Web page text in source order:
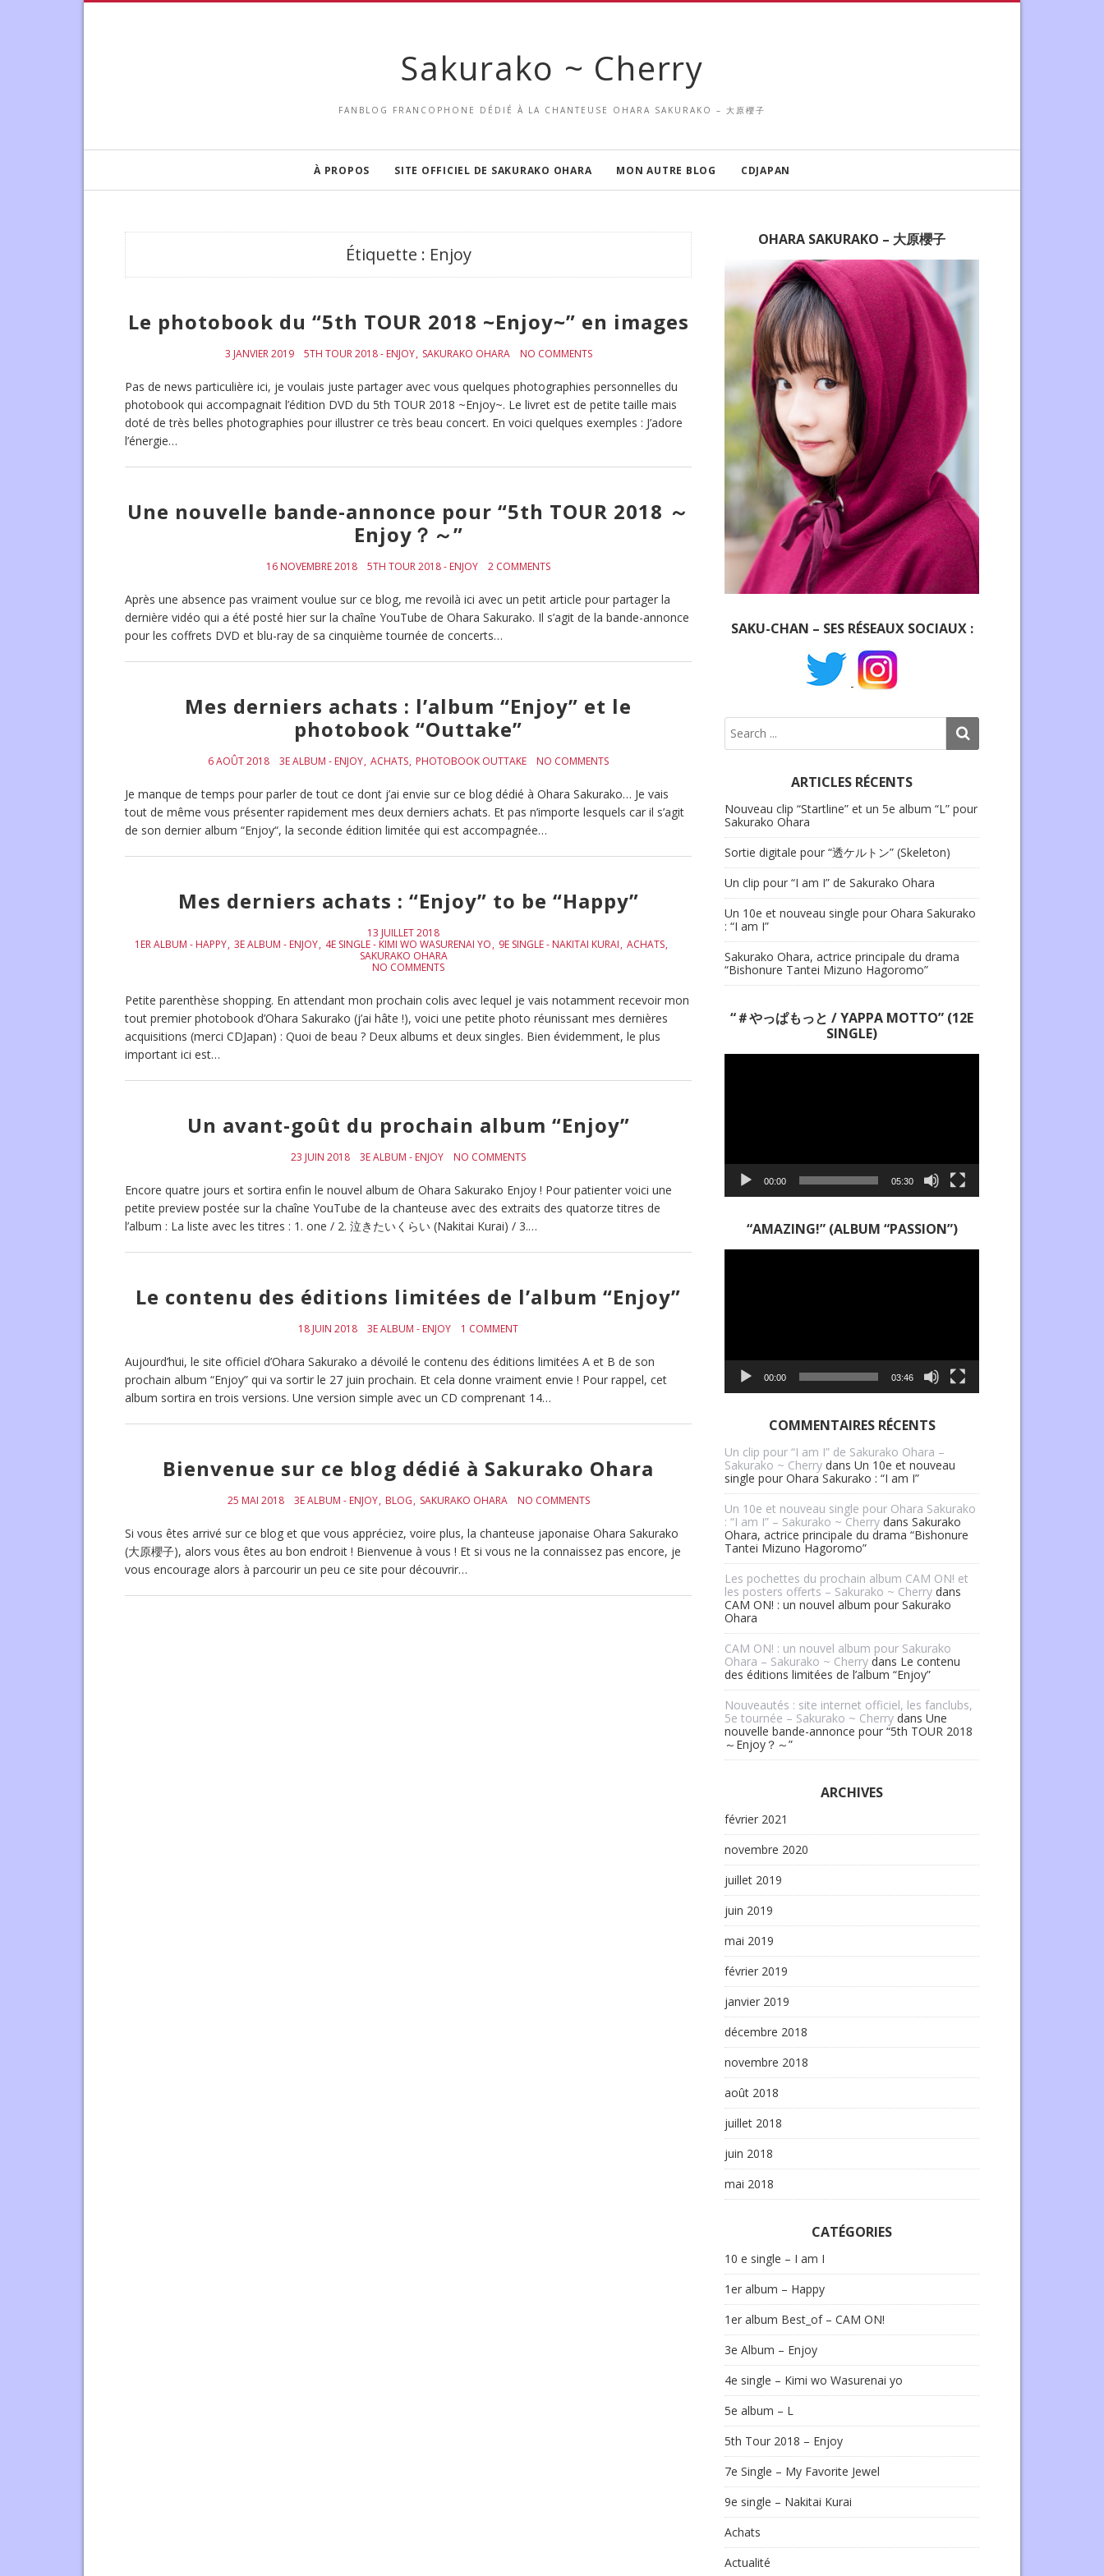
Sakurako ~ Cherry
FANBLOG FRANCOPHONE DÉDIÉ À LA CHANTEUSE OHARA SAKURAKO – 大原櫻子
À PROPOS SITE OFFICIEL DE SAKURAKO OHARA MON AUTRE BLOG CDJAPAN
Étiquette : Enjoy
Le photobook du “5th TOUR 2018 ~Enjoy~” en images
3 JANVIER 2019 5TH TOUR 2018 - ENJOY SAKURAKO OHARA NO COMMENTS
Pas de news particulière ici, je voulais juste partager avec vous quelques photographies personnelles du
photobook qui accompagnait l’édition DVD du 5th TOUR 2018 ~Enjoy~. Le livret est de petite taille mais
doté de très belles photographies pour illustrer ce très beau concert. En voici quelques exemples : J’adore
l’énergie…
Une nouvelle bande-annonce pour “5th TOUR 2018 ～
Enjoy？～”
16 NOVEMBRE 2018 5TH TOUR 2018 - ENJOY 2 COMMENTS
Après une absence pas vraiment voulue sur ce blog, me revoilà ici avec un petit article pour partager la
dernière vidéo qui a été posté hier sur la chaîne YouTube de Ohara Sakurako. Il s’agit de la bande-annonce
pour les coffrets DVD et blu-ray de sa cinquième tournée de concerts…
Mes derniers achats : l’album “Enjoy” et le
photobook “Outtake”
6 AOÛT 2018 3E ALBUM - ENJOY ACHATS PHOTOBOOK OUTTAKE NO COMMENTS
Je manque de temps pour parler de tout ce dont j’ai envie sur ce blog dédié à Ohara Sakurako… Je vais
tout de même vous présenter rapidement mes deux derniers achats. Et pas n’importe lesquels car il s’agit
de son dernier album “Enjoy“, la seconde édition limitée qui est accompagnée…
Mes derniers achats : “Enjoy” to be “Happy”
13 JUILLET 2018
1ER ALBUM - HAPPY 3E ALBUM - ENJOY 4E SINGLE - KIMI WO WASURENAI YO 9E SINGLE - NAKITAI KURAI ACHATS
SAKURAKO OHARA
NO COMMENTS
Petite parenthèse shopping. En attendant mon prochain colis avec lequel je vais notamment recevoir mon
tout premier photobook d’Ohara Sakurako (j’ai hâte !), voici une petite photo réunissant mes dernières
acquisitions (merci CDJapan) : Quoi de beau ? Deux albums et deux singles. Bien évidemment, le plus
important ici est…
Un avant-goût du prochain album “Enjoy”
23 JUIN 2018 3E ALBUM - ENJOY NO COMMENTS
Encore quatre jours et sortira enfin le nouvel album de Ohara Sakurako Enjoy ! Pour patienter voici une
petite preview postée sur la chaîne YouTube de la chanteuse avec des extraits des quatorze titres de
l’album : La liste avec les titres : 1. one / 2. 泣きたいくらい (Nakitai Kurai) / 3.…
Le contenu des éditions limitées de l’album “Enjoy”
18 JUIN 2018 3E ALBUM - ENJOY 1 COMMENT
Aujourd’hui, le site officiel d’Ohara Sakurako a dévoilé le contenu des éditions limitées A et B de son
prochain album “Enjoy” qui va sortir le 27 juin prochain. Et cela donne vraiment envie ! Pour rappel, cet
album sortira en trois versions. Une version simple avec un CD comprenant 14…
Bienvenue sur ce blog dédié à Sakurako Ohara
25 MAI 2018 3E ALBUM - ENJOY BLOG SAKURAKO OHARA NO COMMENTS
Si vous êtes arrivé sur ce blog et que vous appréciez, voire plus, la chanteuse japonaise Ohara Sakurako
(大原櫻子), alors vous êtes au bon endroit ! Bienvenue à vous ! Et si vous ne la connaissez pas encore, je
vous encourage alors à parcourir un peu ce site pour découvrir…
OHARA SAKURAKO – 大原櫻子
SAKU-CHAN – SES RÉSEAUX SOCIAUX :
-
ARTICLES RÉCENTS
Nouveau clip “Startline” et un 5e album “L” pour
Sakurako Ohara
Sortie digitale pour “透ケルトン” (Skeleton)
Un clip pour “I am I” de Sakurako Ohara
Un 10e et nouveau single pour Ohara Sakurako
: “I am I”
Sakurako Ohara, actrice principale du drama
“Bishonure Tantei Mizuno Hagoromo”
“＃やっぱもっと / YAPPA MOTTO” (12E
SINGLE)
Lecteur
00:00 05:30
“AMAZING!” (ALBUM “PASSION”)
00:00 03:46
COMMENTAIRES RÉCENTS
Un clip pour “I am I” de Sakurako Ohara –
Sakurako ~ Cherry dans Un 10e et nouveau
single pour Ohara Sakurako : “I am I”
Un 10e et nouveau single pour Ohara Sakurako
: “I am I” – Sakurako ~ Cherry dans Sakurako
Ohara, actrice principale du drama “Bishonure
Tantei Mizuno Hagoromo”
Les pochettes du prochain album CAM ON! et
les posters offerts – Sakurako ~ Cherry dans
CAM ON! : un nouvel album pour Sakurako
Ohara
CAM ON! : un nouvel album pour Sakurako
Ohara – Sakurako ~ Cherry dans Le contenu
des éditions limitées de l’album “Enjoy”
Nouveautés : site internet officiel, les fanclubs,
5e tournée – Sakurako ~ Cherry dans Une
nouvelle bande-annonce pour “5th TOUR 2018
～Enjoy？～”
ARCHIVES
février 2021
novembre 2020
juillet 2019
juin 2019
mai 2019
février 2019
janvier 2019
décembre 2018
novembre 2018
août 2018
juillet 2018
juin 2018
mai 2018
CATÉGORIES
10 e single – I am I
1er album – Happy
1er album Best_of – CAM ON!
3e Album – Enjoy
4e single – Kimi wo Wasurenai yo
5e album – L
5th Tour 2018 – Enjoy
7e Single – My Favorite Jewel
9e single – Nakitai Kurai
Achats
Actualité